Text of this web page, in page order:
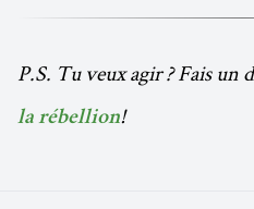
P.S. Tu veux agir ? Fais un
la rébellion!